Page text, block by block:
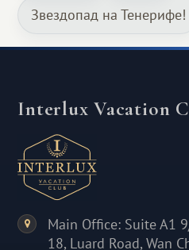
Звездопад на Тенерифе!
Interlux Vacation
Main Office: Suite A1
18, Luard Road, Wan